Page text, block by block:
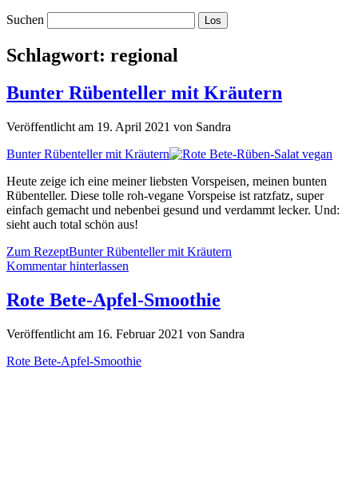
Suchen
Schlagwort: regional
Bunter Rübenteller mit Kräutern
Veröffentlicht am 19. April 2021 von Sandra
Bunter Rübenteller mit Kräutern
Heute zeige ich eine meiner liebsten Vorspeisen, meinen bunten
Rübenteller. Diese tolle roh-vegane Vorspeise ist ratzfatz, super
einfach gemacht und nebenbei gesund und verdammt lecker. Und:
sieht auch total schön aus!
Zum RezeptBunter Rübenteller mit Kräutern
Kommentar hinterlassen
Rote Bete-Apfel-Smoothie
Veröffentlicht am 16. Februar 2021 von Sandra
Rote Bete-Apfel-Smoothie